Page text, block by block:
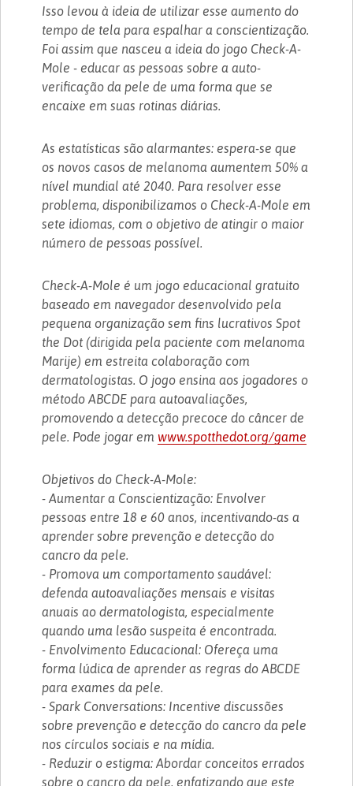
Isso levou à ideia de utilizar esse aumento do
tempo de tela para espalhar a conscientização.
Foi assim que nasceu a ideia do jogo Check-A-
Mole - educar as pessoas sobre a auto-
verificação da pele de uma forma que se
encaixe em suas rotinas diárias.
As estatísticas são alarmantes: espera-se que
os novos casos de melanoma aumentem 50% a
nível mundial até 2040. Para resolver esse
problema, disponibilizamos o Check-A-Mole em
sete idiomas, com o objetivo de atingir o maior
número de pessoas possível.
Check-A-Mole é um jogo educacional gratuito
baseado em navegador desenvolvido pela
pequena organização sem fins lucrativos Spot
the Dot (dirigida pela paciente com melanoma
Marije) em estreita colaboração com
dermatologistas. O jogo ensina aos jogadores o
método ABCDE para autoavaliações,
promovendo a detecção precoce do câncer de
pele. Pode jogar em www.spotthedot.org/game
Objetivos do Check-A-Mole:
- Aumentar a Conscientização: Envolver
pessoas entre 18 e 60 anos, incentivando-as a
aprender sobre prevenção e detecção do
cancro da pele.
- Promova um comportamento saudável:
defenda autoavaliações mensais e visitas
anuais ao dermatologista, especialmente
quando uma lesão suspeita é encontrada.
- Envolvimento Educacional: Ofereça uma
forma lúdica de aprender as regras do ABCDE
para exames da pele.
- Spark Conversations: Incentive discussões
sobre prevenção e detecção do cancro da pele
nos círculos sociais e na mídia.
- Reduzir o estigma: Abordar conceitos errados
sobre o cancro da pele, enfatizando que este